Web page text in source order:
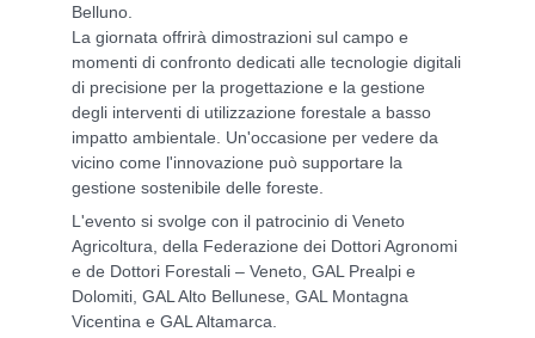
Belluno.
La giornata offrirà dimostrazioni sul campo e
momenti di confronto dedicati alle tecnologie digitali
di precisione per la progettazione e la gestione
degli interventi di utilizzazione forestale a basso
impatto ambientale. Un'occasione per vedere da
vicino come l'innovazione può supportare la
gestione sostenibile delle foreste.
L'evento si svolge con il patrocinio di Veneto
Agricoltura, della Federazione dei Dottori Agronomi
e de Dottori Forestali – Veneto, GAL Prealpi e
Dolomiti, GAL Alto Bellunese, GAL Montagna
Vicentina e GAL Altamarca.